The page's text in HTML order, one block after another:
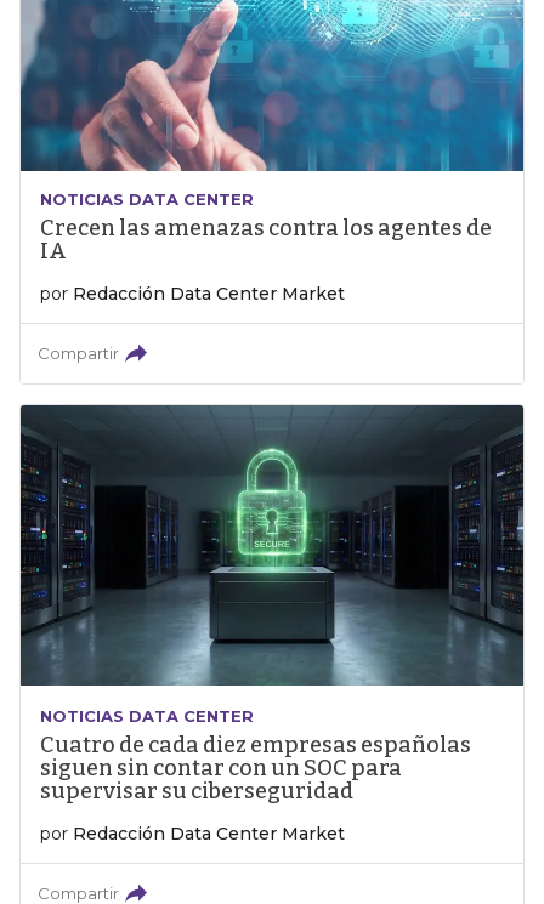
NOTICIAS DATA CENTER
Crecen las amenazas contra los agentes de
IA
por Redacción Data Center Market
Compartir
NOTICIAS DATA CENTER
Cuatro de cada diez empresas españolas
siguen sin contar con un SOC para
supervisar su ciberseguridad
por Redacción Data Center Market
Compartir